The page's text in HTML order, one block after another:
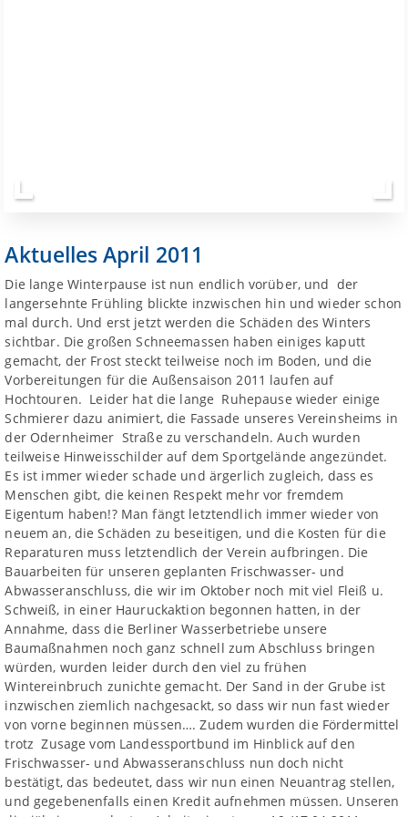
Aktuelles April 2011
Die lange Winterpause ist nun endlich vorüber, und der
langersehnte Frühling blickte inzwischen hin und wieder schon
mal durch. Und erst jetzt werden die Schäden des Winters
sichtbar. Die großen Schneemassen haben einiges kaputt
gemacht, der Frost steckt teilweise noch im Boden, und die
Vorbereitungen für die Außensaison 2011 laufen auf
Hochtouren. Leider hat die lange Ruhepause wieder einige
Schmierer dazu animiert, die Fassade unseres Vereinsheims in
der Odernheimer Straße zu verschandeln. Auch wurden
teilweise Hinweisschilder auf dem Sportgelände angezündet.
Es ist immer wieder schade und ärgerlich zugleich, dass es
Menschen gibt, die keinen Respekt mehr vor fremdem
Eigentum haben!? Man fängt letztendlich immer wieder von
neuem an, die Schäden zu beseitigen, und die Kosten für die
Reparaturen muss letztendlich der Verein aufbringen. Die
Bauarbeiten für unseren geplanten Frischwasser- und
Abwasseranschluss, die wir im Oktober noch mit viel Fleiß u.
Schweiß, in einer Hauruckaktion begonnen hatten, in der
Annahme, dass die Berliner Wasserbetriebe unsere
Baumaßnahmen noch ganz schnell zum Abschluss bringen
würden, wurden leider durch den viel zu frühen
Wintereinbruch zunichte gemacht. Der Sand in der Grube ist
inzwischen ziemlich nachgesackt, so dass wir nun fast wieder
von vorne beginnen müssen…. Zudem wurden die Fördermittel
trotz Zusage vom Landessportbund im Hinblick auf den
Frischwasser- und Abwasseranschluss nun doch nicht
bestätigt, das bedeutet, dass wir nun einen Neuantrag stellen,
und gegebenenfalls einen Kredit aufnehmen müssen. Unseren